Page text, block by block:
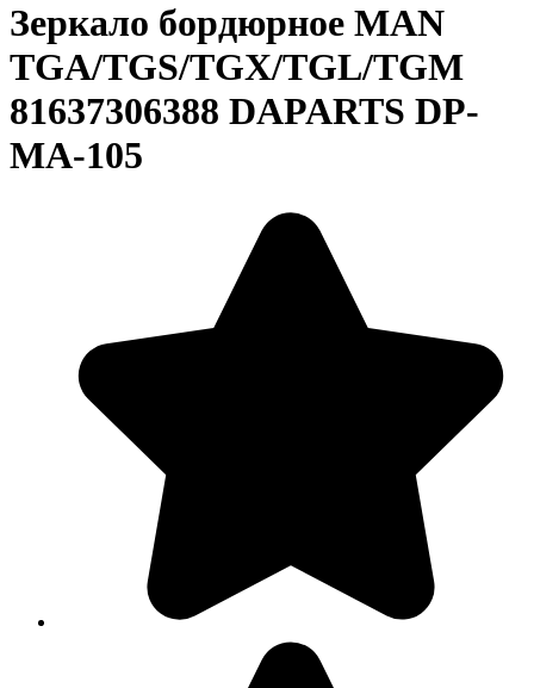
Зеркало бордюрное MAN
TGA/TGS/TGX/TGL/TGM
81637306388 DAPARTS DP-
MA-105